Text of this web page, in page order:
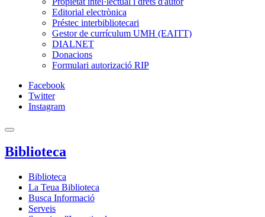
Editorial electrònica
Préstec interbibliotecari
Gestor de currículum UMH (EAITT)
DIALNET
Donacions
Formulari autorizació RIP
Facebook
Twitter
Instagram
Biblioteca
Biblioteca
La Teua Biblioteca
Busca Informació
Serveis